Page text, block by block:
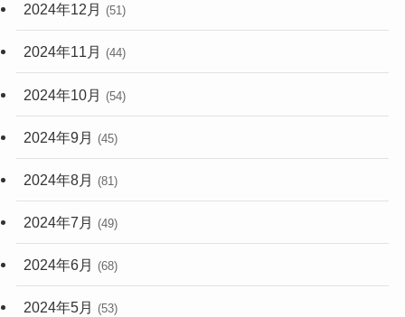
2024年12月 (51)
2024年11月 (44)
2024年10月 (54)
2024年9月 (45)
2024年8月 (81)
2024年7月 (49)
2024年6月 (68)
2024年5月 (53)